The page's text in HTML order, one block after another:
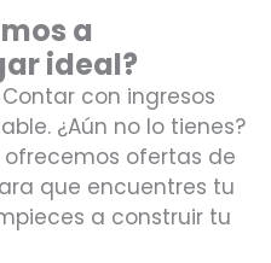
a
ideal?
Contar con ingresos
¿Aún no lo tienes?
ofrecemos ofertas de
que encuentres tu
a construir tu